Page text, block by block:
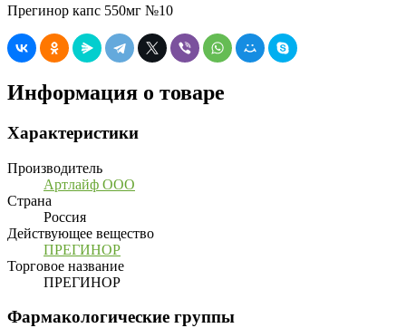
Прегинор капс 550мг №10
Информация о товаре
Характеристики
Производитель
Артлайф ООО
Страна
Россия
Действующее вещество
ПРЕГИНОР
Торговое название
ПРЕГИНОР
Фармакологические группы